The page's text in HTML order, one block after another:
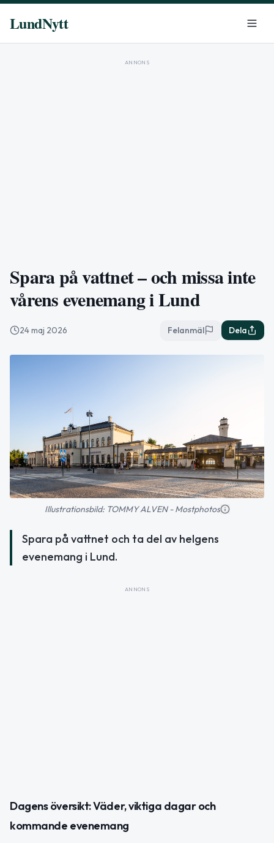
LundNytt
ANNONS
Spara på vattnet – och missa inte
vårens evenemang i Lund
24 maj 2026 Felanmäl Dela
Illustrationsbild: TOMMY ALVEN - Mostphotos
Spara på vattnet och ta del av helgens
evenemang i Lund.
ANNONS
Dagens översikt: Väder, viktiga dagar och
kommande evenemang